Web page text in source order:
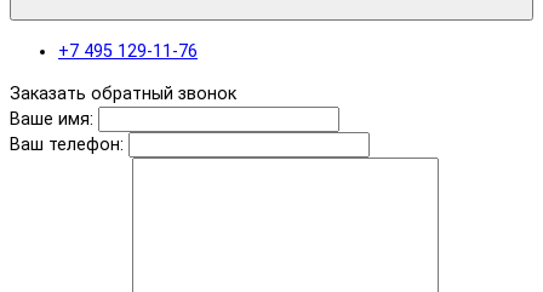
+7 495 129-11-76
Заказать обратный звонок
Ваше имя:
Ваш телефон: